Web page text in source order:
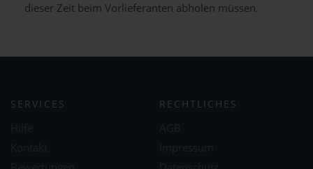
dieser Zeit beim Vorlieferanten abholen müssen.
SERVICES RECHTLICHES